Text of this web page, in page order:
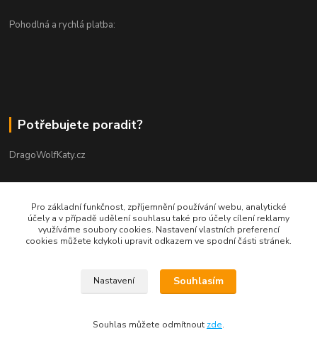
Pohodlná a rychlá platba:
Potřebujete poradit?
DragoWolfKaty.cz
DragoWolfKaty@seznam.cz
©2015-2023 DRAGOWOLFKATY l Design DWK s.r.o. l autorská grafika
Pro základní funkčnost, zpříjemnění používání webu, analytické
účely a v případě udělení souhlasu také pro účely cílení reklamy
využíváme soubory cookies. Nastavení vlastních preferencí
cookies můžete kdykoli upravit odkazem ve spodní části stránek.
Nastavení Souhlasím
Souhlas můžete odmítnout zde.